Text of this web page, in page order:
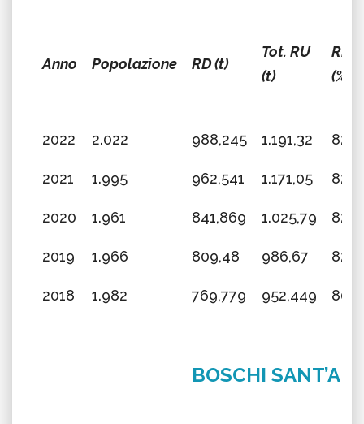
Anno Popolazione RD (t)
Tot. RU
(t)
RD
(%)
2022 2.022 988,245 1.191,32
2021 1.995 962,541 1.171,05
2020 1.961 841,869 1.025,79
2019 1.966 809,48 986,67
2018 1.982 769,779 952,449
BOSCHI